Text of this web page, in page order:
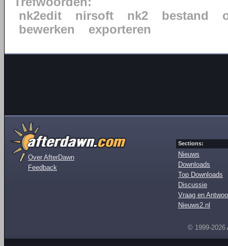
nk2edit
nirsoft nk2 bestand
bewerken
exporteren
Over AfterDawn
Feedback
Sections:
Nieuws
Downloads
Top Downloads
Discussie
Vraag en
Nieuws2.nl
© 1999-2026